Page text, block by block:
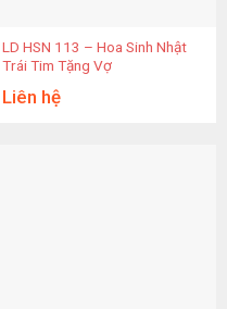
LD HSN 113 – Hoa Sinh Nhật
Trái Tim Tặng Vợ
Liên hệ